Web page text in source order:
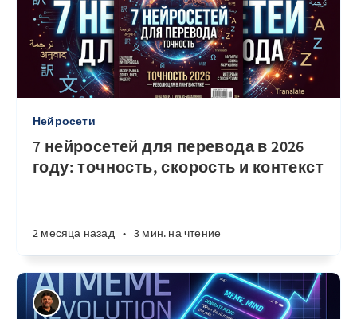
Нейросети
7 нейросетей для перевода в 2026
году: точность, скорость и контекст
2 месяца назад • 3 мин. на чтение